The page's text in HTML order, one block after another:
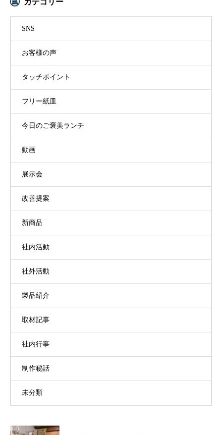
SNS
お客様の声
タッチポイント
フリー紙皿
今日のご褒美ランチ
動画
展示会
改善提案
新商品
社内活動
社外活動
製品紹介
取材記事
社内行事
制作秘話
未分類